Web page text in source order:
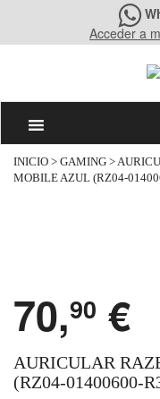
Acceder a
INICIO > GAMING >
MOBILE AZUL (RZ04-
70,90 €
AURICULAR
(RZ04-01400600-